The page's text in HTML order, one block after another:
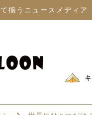
揃うニュースメディア